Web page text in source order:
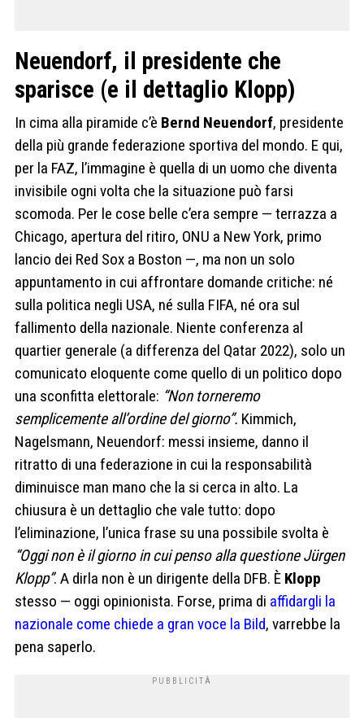
Neuendorf, il presidente che
sparisce (e il dettaglio Klopp)
In cima alla piramide c’è Bernd Neuendorf, presidente
della più grande federazione sportiva del mondo. E qui,
per la FAZ, l’immagine è quella di un uomo che diventa
invisibile ogni volta che la situazione può farsi
scomoda. Per le cose belle c’era sempre — terrazza a
Chicago, apertura del ritiro, ONU a New York, primo
lancio dei Red Sox a Boston —, ma non un solo
appuntamento in cui affrontare domande critiche: né
sulla politica negli USA, né sulla FIFA, né ora sul
fallimento della nazionale. Niente conferenza al
quartier generale (a differenza del Qatar 2022), solo un
comunicato eloquente come quello di un politico dopo
una sconfitta elettorale: “Non torneremo
semplicemente all’ordine del giorno”. Kimmich,
Nagelsmann, Neuendorf: messi insieme, danno il
ritratto di una federazione in cui la responsabilità
diminuisce man mano che la si cerca in alto. La
chiusura è un dettaglio che vale tutto: dopo
l’eliminazione, l’unica frase su una possibile svolta è
“Oggi non è il giorno in cui penso alla questione Jürgen
Klopp”. A dirla non è un dirigente della DFB. È Klopp
stesso — oggi opinionista. Forse, prima di affidargli la
nazionale come chiede a gran voce la Bild, varrebbe la
pena saperlo.